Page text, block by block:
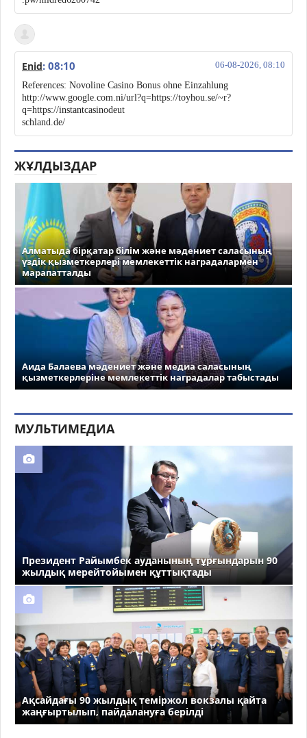
Enid 06-08-2026, 08:10
: 08:10
References: Novoline Casino Bonus ohne Einzahlung
http://www.google.com.ni/url?q=https://toyhou.se/~r?
q=https://instantcasinodeut
schland.de/
ЖҰЛДЫЗДАР
Алматыда бірқатар білім және мәдениет саласының
үздік қызметкерлері мемлекеттік наградалармен
марапатталды
Аида Балаева мәдениет және медиа саласының
қызметкерлеріне мемлекеттік наградалар табыстады
МУЛЬТИМЕДИА
Президент Райымбек ауданының тұрғындарын 90
жылдық мерейтойымен құттықтады
Ақсайдағы 90 жылдық теміржол вокзалы қайта
жаңғыртылып, пайдалануға берілді